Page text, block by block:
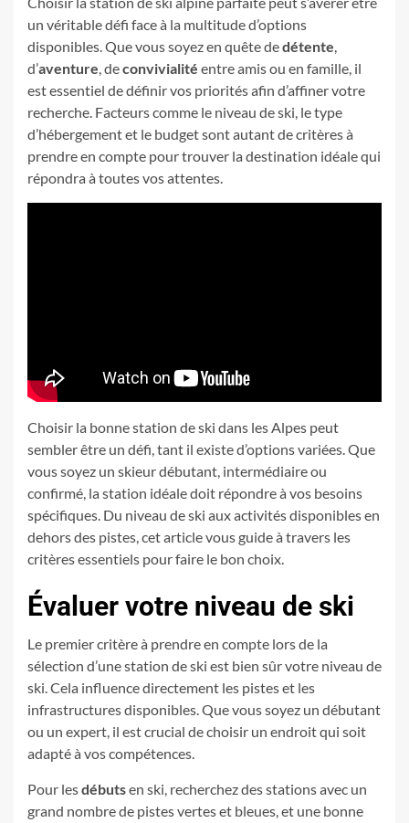
un véritable défi face à la multitude d’options
disponibles. Que vous soyez en quête dedétente,
d’aventure, deconvivialité entre amis ou en famille, il
est essentiel de définir vos priorités afin d’affiner votre
recherche. Facteurs comme le niveau de ski, le type
d’hébergement et le budget sont autant de critères à
prendre en compte pour trouver la destination idéale qui
répondra à toutes vos attentes.
Choisir la bonne station de ski dans les Alpes peut
sembler être un défi, tant il existe d’options variées. Que
vous soyez un skieur débutant, intermédiaire ou
confirmé, la station idéale doit répondre à vos besoins
spécifiques. Du niveau de ski aux activités disponibles en
dehors des pistes, cet article vous guide à travers les
critères essentiels pour faire le bon choix.
Évaluer votre niveau de ski
Le premier critère à prendre en compte lors de la
sélection d’une station de ski est bien sûr votre niveau de
ski. Cela influence directement les pistes et les
infrastructures disponibles. Que vous soyez un débutant
ou un expert, il est crucial de choisir un endroit qui soit
adapté à vos compétences.
Pour lesdébutsen ski, recherchez des stations avec un
grand nombre de pistes vertes et bleues, et une bonne